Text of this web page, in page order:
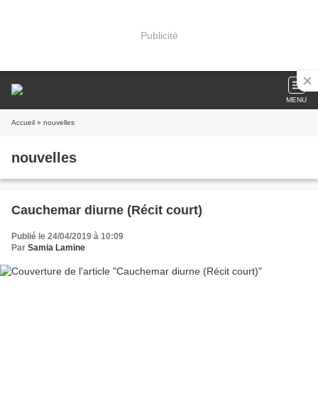
Publicité
MENU
Accueil » nouvelles
nouvelles
Cauchemar diurne (Récit court)
Publié le 24/04/2019 à 10:09
Par Samia Lamine